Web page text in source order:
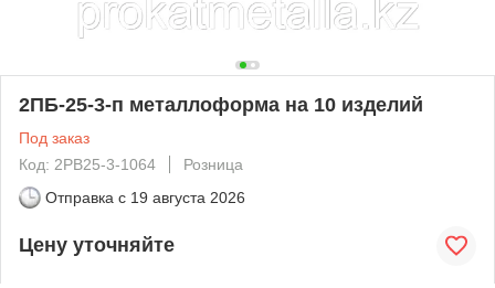
2ПБ-25-3-п металлоформа на 10 изделий
Под заказ
Код: 2PB25-3-1064
Розница
Отправка с 19 августа 2026
Цену уточняйте